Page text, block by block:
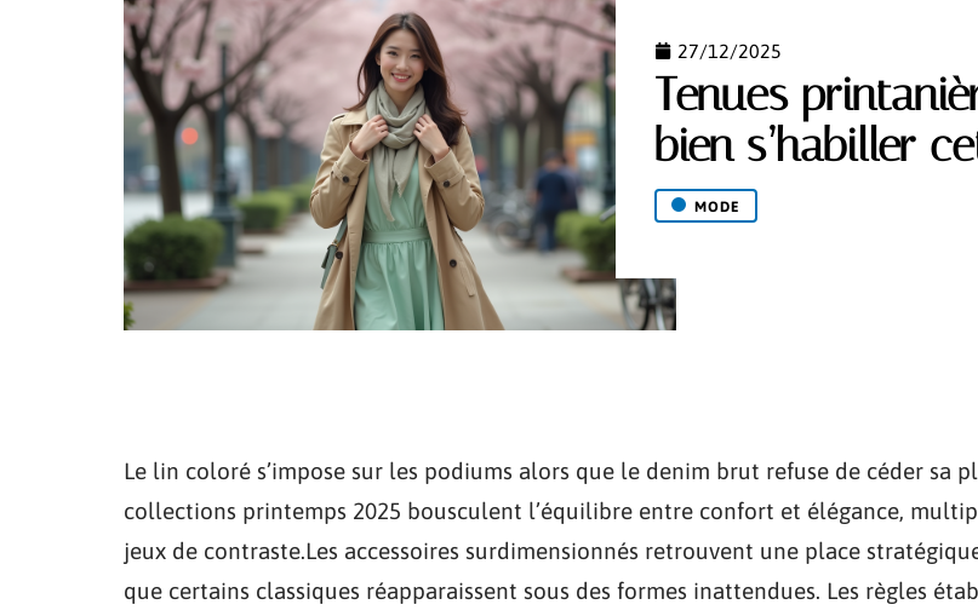
27/12/2025
Tenues
bien s’habiller
MODE
Le lin coloré s’impose sur les podiums alors que le denim brut refuse de céder sa
collections printemps 2025 bousculent l’équilibre entre confort et élégance,
jeux de contraste.Les accessoires surdimensionnés retrouvent une place
que certains classiques réapparaissent sous des formes inattendues. Les règles